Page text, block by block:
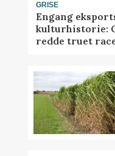
GRISE
Engang
kulturhistorie:
redde truet